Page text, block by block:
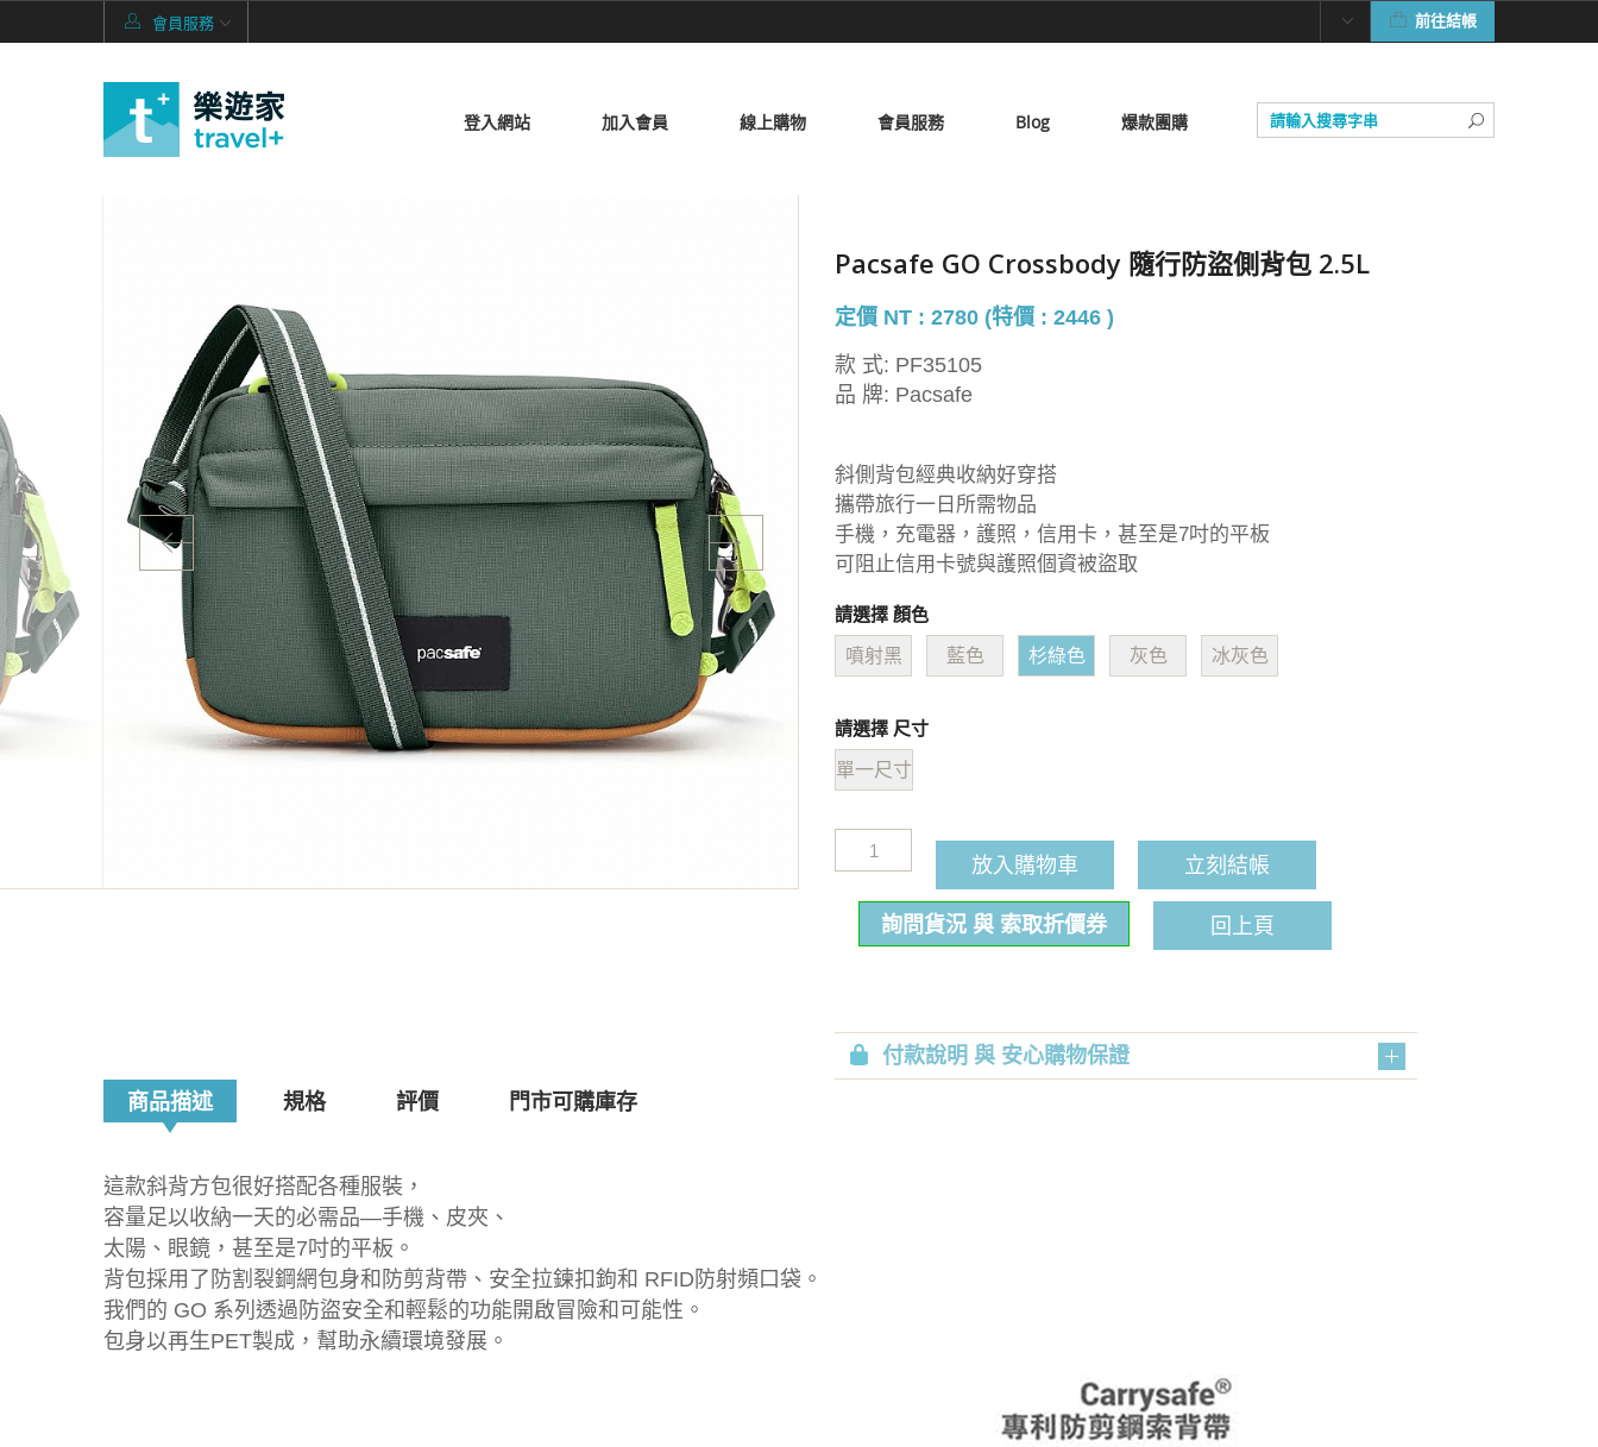
會員服務 前往結帳
登入網站 加入會員 線上購物 會員服務 Blog 爆款團購
Pacsafe GO Crossbody 隨行防盜側背包 2.5L
定價 NT : 2780 (特價 : 2446 )
款 式: PF35105
品 牌: Pacsafe
斜側背包經典收納好穿搭
攜帶旅行一日所需物品
手機，充電器，護照，信用卡，甚至是7吋的平板
可阻止信用卡號與護照個資被盜取
請選擇 顏色
噴射黑 藍色 杉綠色 灰色 冰灰色
請選擇 尺寸
單一尺寸
放入購物車 立刻結帳
詢問貨況 與 索取折價券 回上頁
付款說明 與 安心購物保證
商品描述 規格 評價 門市可購庫存
這款斜背方包很好搭配各種服裝，
容量足以收納一天的必需品—手機、皮夾、
太陽、眼鏡，甚至是7吋的平板。
背包採用了防割裂鋼網包身和防剪背帶、安全拉鍊扣鉤和 RFID防射頻口袋。
我們的 GO 系列透過防盜安全和輕鬆的功能開啟冒險和可能性。
包身以再生PET製成，幫助永續環境發展。